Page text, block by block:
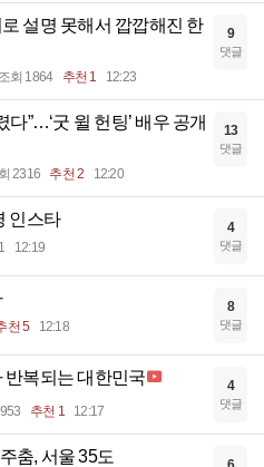
설명 못해서 깝깝해진 한
조회 1864 추천 1 12:23
9
댓글
다”…‘굿 윌 헌팅’ 배우 공개
2316 추천 2 12:20
13
댓글
인스타
12:19
4
댓글
천 5 12:18
8
댓글
반복되는 대한민국
추천 1 12:17
4
댓글
춤, 서울 35도